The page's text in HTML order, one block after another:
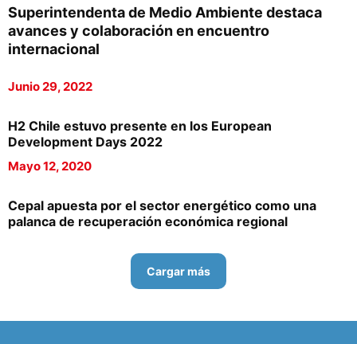
Superintendenta de Medio Ambiente destaca
avances y colaboración en encuentro
internacional
Junio 29, 2022
H2 Chile estuvo presente en los European
Development Days 2022
Mayo 12, 2020
Cepal apuesta por el sector energético como una
palanca de recuperación económica regional
Cargar más